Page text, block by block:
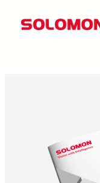
geç